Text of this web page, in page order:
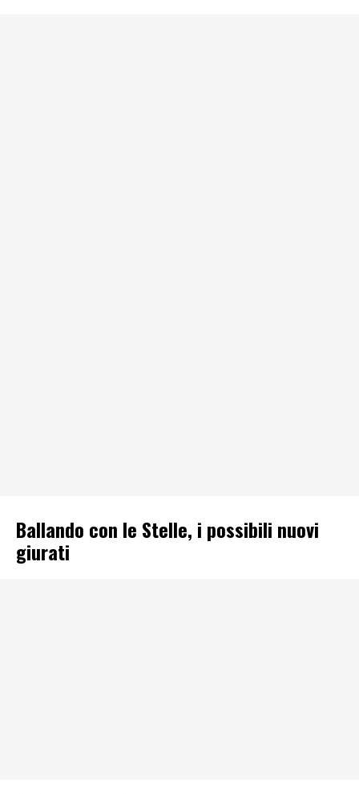
Ballando con le Stelle, i possibili nuovi
giurati